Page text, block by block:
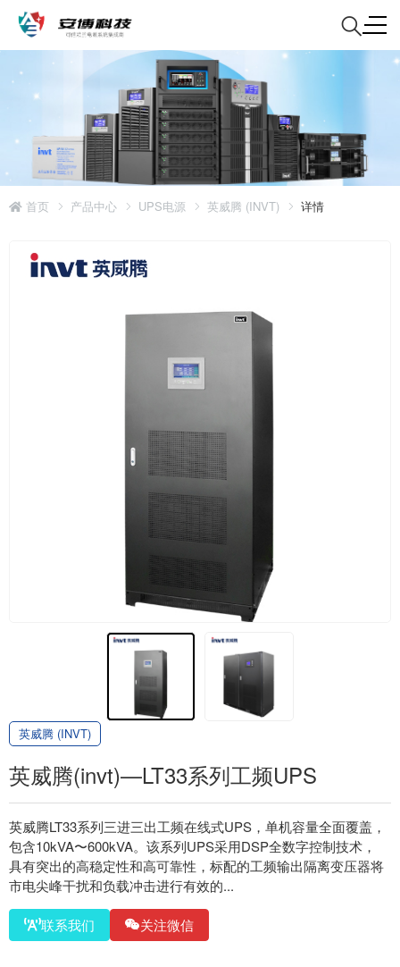
首页 产品中心 UPS电源 英威腾 (INVT) 详情
英威腾 (INVT)
英威腾(invt)—LT33系列工频UPS
英威腾LT33系列三进三出工频在线式UPS，单机容量全面覆盖，
包含10kVA〜600kVA。该系列UPS采用DSP全数字控制技术，
具有突出的高稳定性和高可靠性，标配的工频输出隔离变压器将
市电尖峰干扰和负载冲击进行有效的...
联系我们 关注微信